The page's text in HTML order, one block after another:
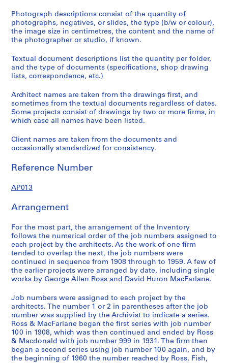
Photograph descriptions consist of the quantity of
photographs, negatives, or slides, the type (b/w or colour),
the image size in centimetres, the content and the name of
the photographer or studio, if known.
Textual document descriptions list the quantity per folder,
and the type of documents (specifications, shop drawing
lists, correspondence, etc.)
Architect names are taken from the drawings first, and
sometimes from the textual documents regardless of dates.
Some projects consist of drawings by two or more firms, in
which case all names have been listed.
Client names are taken from the documents and
occasionally standardized for consistency.
Reference Number
AP013
Arrangement
For the most part, the arrangement of the Inventory
follows the numerical order of the job numbers assigned to
each project by the architects. As the work of one firm
tended to overlap the next, the job numbers were
continued in sequence from 1908 through to 1959. A few of
the earlier projects were arranged by date, including single
works by George Allen Ross and David Huron MacFarlane.
Job numbers were assigned to each project by the
architects. The number 1 or 2 in parentheses after the job
number was supplied by the Archivist to indicate a series.
Ross & MacFarlane began the first series with job number
100 in 1908, which was then continued and ended by Ross
& Macdonald with job number 999 in 1931. The firm then
began a second series using job number 100 again, and by
the beginning of 1960 the number reached by Ross, Fish,